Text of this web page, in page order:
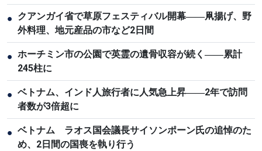
目」
● クアンガイ省で草原フェスティバル開幕――凧揚げ、野
外料理、地元産品の市など2日間
● ホーチミン市の公園で英霊の遺骨収容が続く――累計
245柱に
● ベトナム、インド人旅行者に人気急上昇――2年で訪問
者数が3倍超に
● ベトナム ラオス国会議長サイソンポーン氏の追悼のた
め、2日間の国喪を執り行う